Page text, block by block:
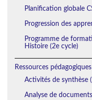
Planification globale
Progression des
Programme de
Histoire (2e cycle)
Ressources pédagogiques
Activités de synthèse
Analyse de